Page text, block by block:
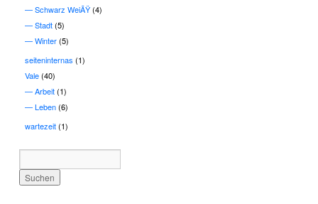
Schwarz WeiÃŸ(4)
Stadt(5)
Winter(5)
seiteninternas (1)
Vale(40)
Arbeit(1)
Leben(6)
wartezeit(1)